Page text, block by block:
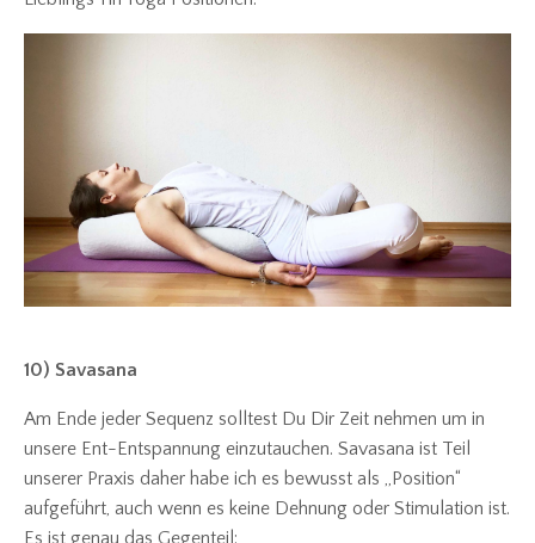
10) Savasana
Am Ende jeder Sequenz solltest Du Dir Zeit nehmen um in
unsere Ent-Entspannung einzutauchen. Savasana ist Teil
unserer Praxis daher habe ich es bewusst als „Position“
aufgeführt, auch wenn es keine Dehnung oder Stimulation ist.
Es ist genau das Gegenteil: